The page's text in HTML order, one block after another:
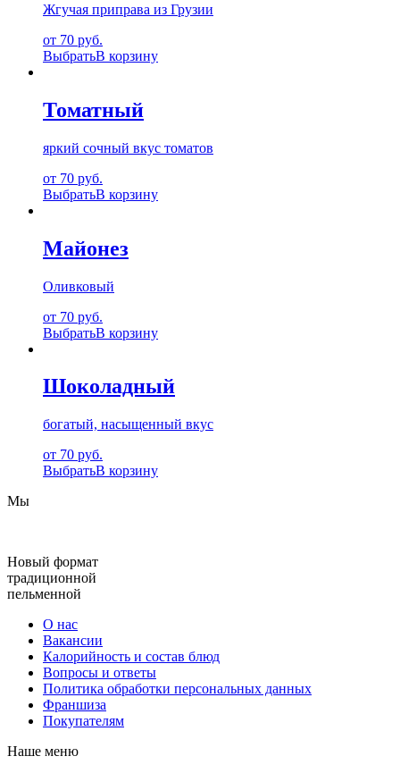
Жгучая приправа из Грузии
от 70 руб.
ВыбратьВ корзину
Томатный
яркий сочный вкус томатов
от 70 руб.
ВыбратьВ корзину
Майонез
Оливковый
от 70 руб.
ВыбратьВ корзину
Шоколадный
богатый, насыщенный вкус
от 70 руб.
ВыбратьВ корзину
Мы
Новый формат
традиционной
пельменной
О нас
Вакансии
Калорийность и состав блюд
Вопросы и ответы
Политика обработки персональных данных
Франшиза
Покупателям
Наше меню